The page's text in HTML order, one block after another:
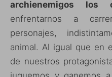
archienemigos los
enfrentarnos a
personajes,
animal. Al igual que en
de nuestros